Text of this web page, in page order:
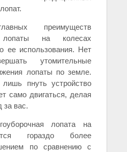
преимуществ
лопаты на колесах
ее использования. Нет
утомительные
лопаты по земле.
пнуть устройство
само двигаться, делая
за вас.
лопата на
гораздо более
по сравнению с